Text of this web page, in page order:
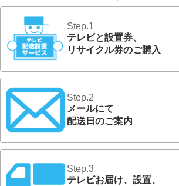
Step.1
テレビと設置券、
リサイクル券のご購入
Step.2
メールにて
配送日のご案内
Step.3
テレビお届け、設置、